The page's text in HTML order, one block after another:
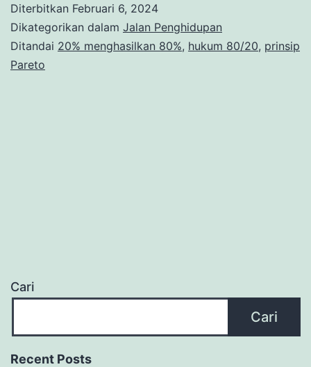
Diterbitkan Februari 6, 2024
Dikategorikan dalam Jalan Penghidupan
Ditandai 20% menghasilkan 80%, hukum 80/20, prinsip
Pareto
Cari
Cari
Recent Posts